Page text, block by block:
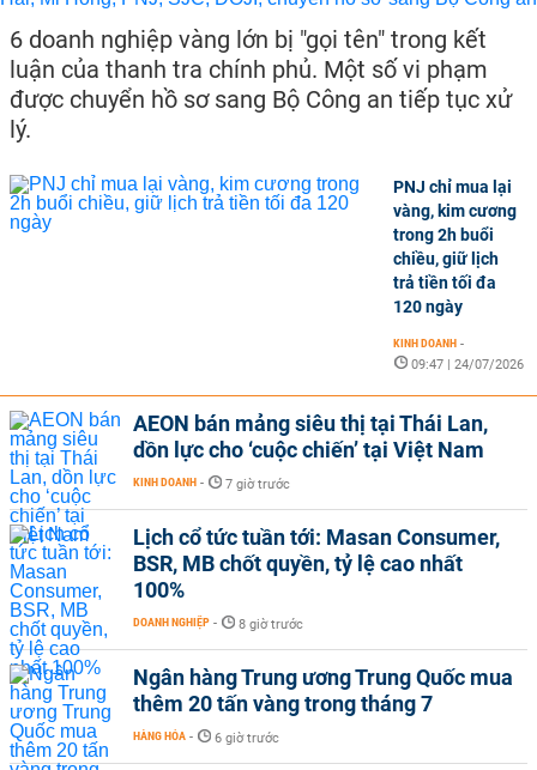
6 doanh nghiệp vàng lớn bị "gọi tên" trong kết
luận của thanh tra chính phủ. Một số vi phạm
được chuyển hồ sơ sang Bộ Công an tiếp tục xử
lý.
PNJ chỉ mua lại
vàng, kim cương
trong 2h buổi
chiều, giữ lịch
trả tiền tối đa
120 ngày
KINH DOANH -
09:47 | 24/07/2026
AEON bán mảng siêu thị tại Thái Lan,
dồn lực cho ‘cuộc chiến’ tại Việt Nam
KINH DOANH - 7 giờ trước
Lịch cổ tức tuần tới: Masan Consumer,
BSR, MB chốt quyền, tỷ lệ cao nhất
100%
DOANH NGHIỆP - 8 giờ trước
Ngân hàng Trung ương Trung Quốc mua
thêm 20 tấn vàng trong tháng 7
HÀNG HÓA - 6 giờ trước